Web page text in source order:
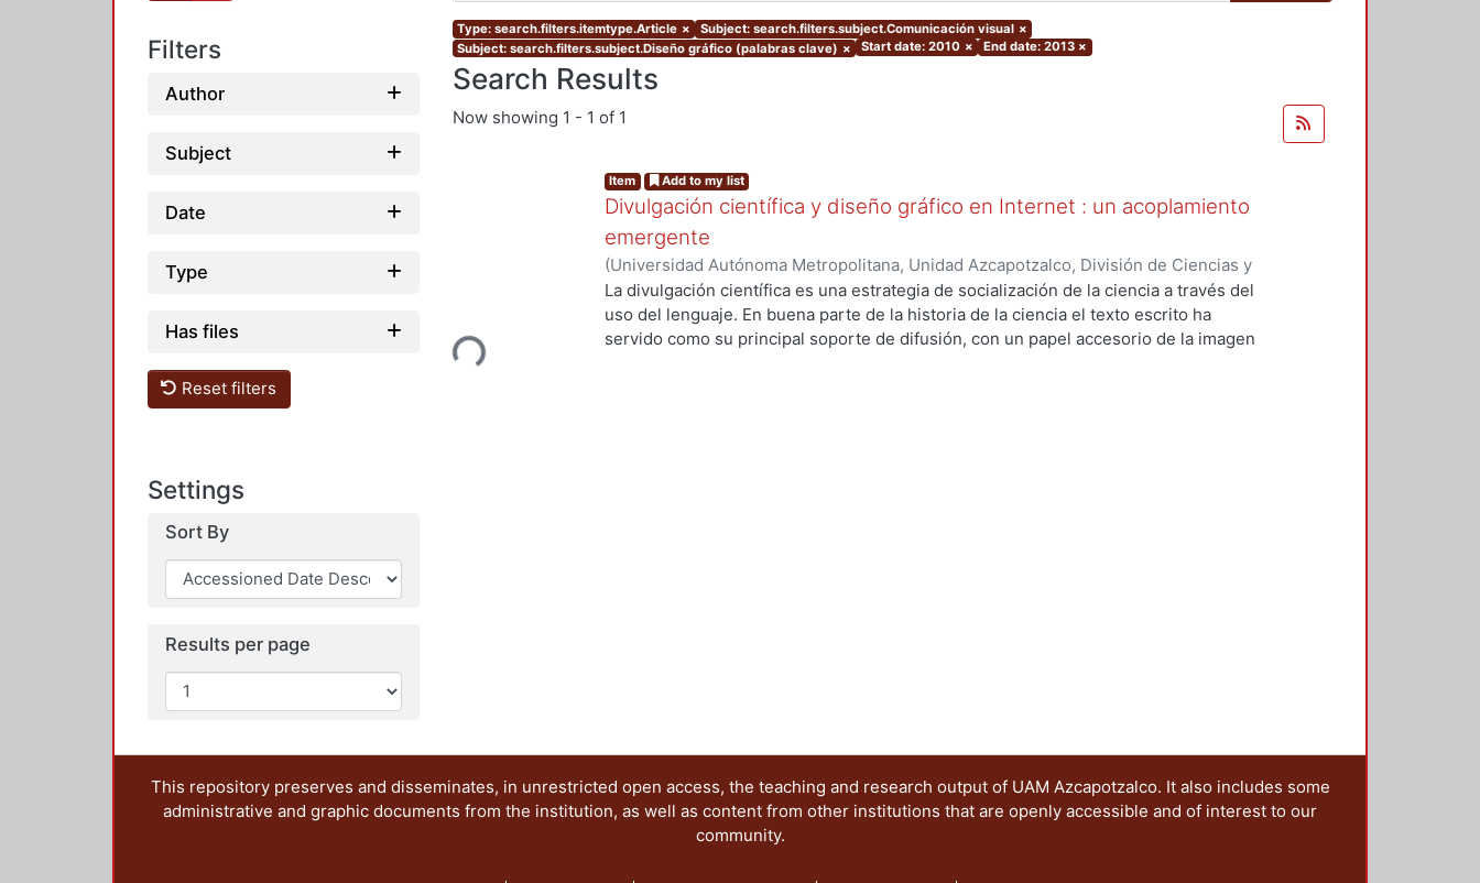
Filters
Author
Subject
Date
Type
Has files
Reset filters
Settings
Sort By
Results per page
Type: search.filters.itemtype.Article × Subject: search.filters.subject.Comunicación visual ×
Subject: search.filters.subject.Diseño gráfico (palabras clave) × Start date: 2010 × End date: 2013 ×
Search Results
Now showing 1 - 1 of 1
Loading...
Item Add to my list
Divulgación científica y diseño gráfico en Internet : un acoplamiento
emergente
(Universidad Autónoma Metropolitana, Unidad Azcapotzalco, División de Ciencias y
Artes para el Diseño, Departamento de Evaluación del Diseño en el Tiempo,2013-
03) Rosales González, Rodrigo
La divulgación científica es una estrategia de socialización de la ciencia a través del
uso del lenguaje. En buena parte de la historia de la ciencia el texto escrito ha
servido como su principal soporte de difusión, con un papel accesorio de la imagen
This repository preserves and disseminates, in unrestricted open access, the teaching and research output of UAM Azcapotzalco. It also includes some
administrative and graphic documents from the institution, as well as content from other institutions that are openly accessible and of interest to our
community.